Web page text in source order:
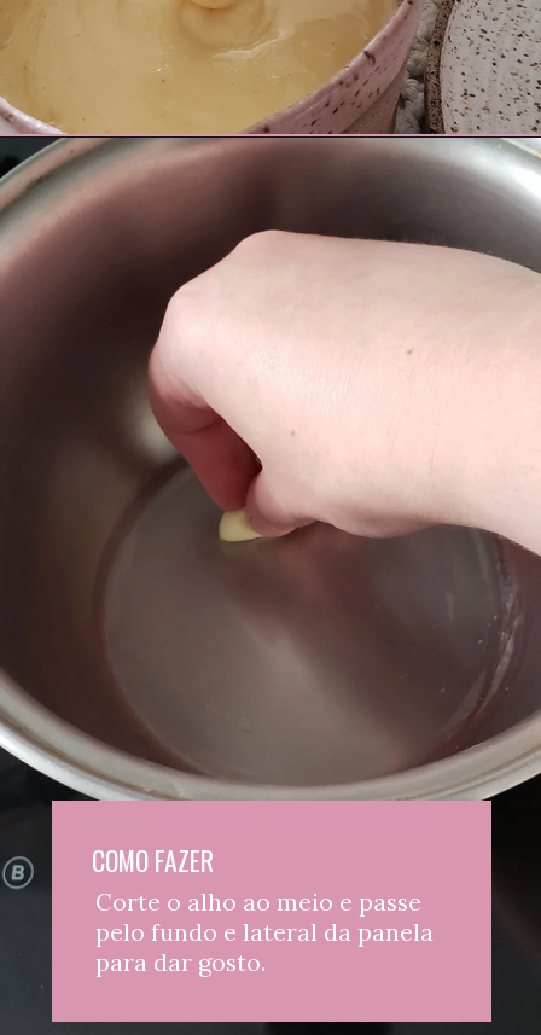
COMO FAZER
Corte o alho ao meio e passe
pelo fundo e lateral da panela
para dar gosto.
Coloque o vinho na
panela e deixe
começar a fazer